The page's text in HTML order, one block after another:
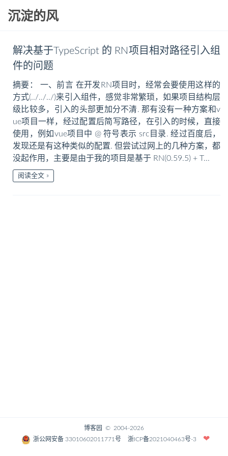
沉淀的风
解决基于TypeScript 的 RN项目相对路径引入组
件的问题
摘要： 一、前言 在开发RN项目时，经常会要使用这样的
方式(../../../)来引入组件，感觉非常繁琐，如果项目结构层
级比较多，引入的头部更加分不清. 那有没有一种方案和v
ue项目一样，经过配置后简写路径，在引入的时候，直接
使用，例如vue项目中 @ 符号表示 src目录. 经过百度后，
发现还是有这种类似的配置. 但尝试过网上的几种方案，都
没起作用，主要是由于我的项目是基于 RN(0.59.5) + T...
阅读全文
博客园
© 2004-2026
浙公网安备 33010602011771号
浙ICP备2021040463号-3